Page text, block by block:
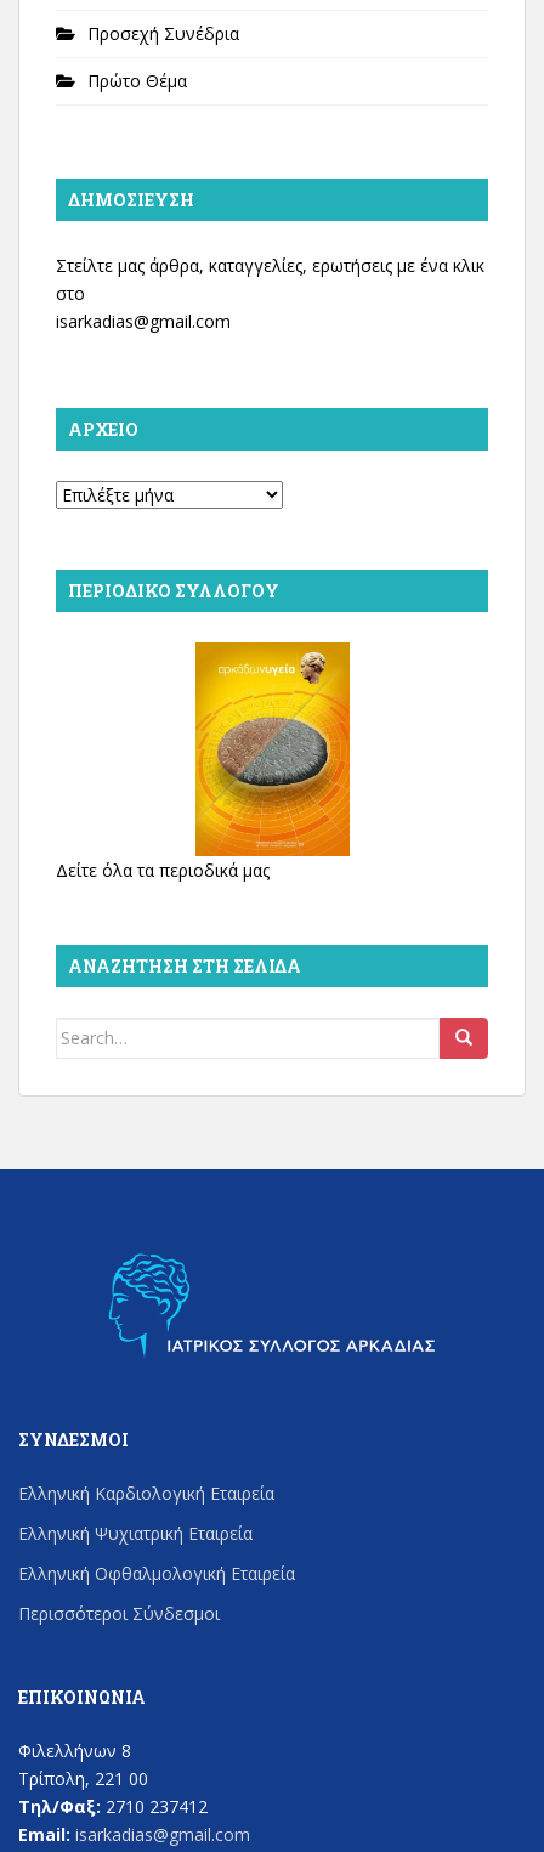
Προσεχή Συνέδρια
Πρώτο Θέμα
ΔΗΜΟΣΊΕΥΣΗ
Στείλτε μας άρθρα, καταγγελίες, ερωτήσεις με ένα κλικ
στο
isarkadias@gmail.com
ΑΡΧΕΊΟ
Αρχείο
ΠΕΡΙΟΔΙΚΌ ΣΥΛΛΌΓΟΥ
Δείτε όλα τα περιοδικά μας
ΑΝΑΖΉΤΗΣΗ ΣΤΗ ΣΕΛΊΔΑ
Search
ΣΎΝΔΕΣΜΟΙ
Ελληνική Καρδιολογική Εταιρεία
Ελληνική Ψυχιατρική Εταιρεία
Ελληνική Οφθαλμολογική Εταιρεία
Περισσότεροι Σύνδεσμοι
ΕΠΙΚΟΙΝΩΝΊΑ
Φιλελλήνων 8
Τρίπολη, 221 00
Τηλ/Φαξ: 2710 237412
Email: isarkadias@gmail.com